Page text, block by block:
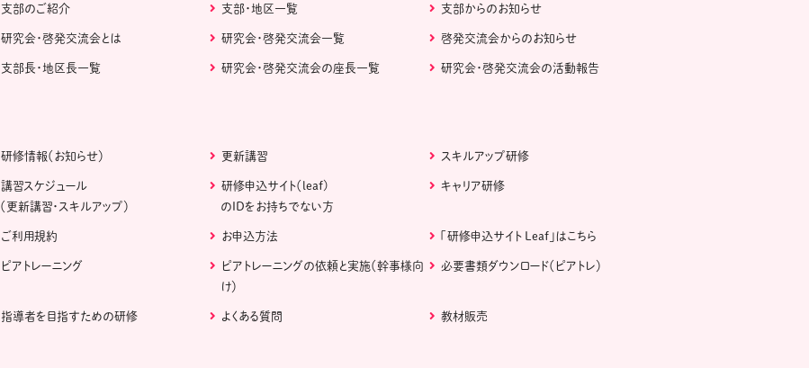
支部のご紹介 支部・地区一覧 支部からのお知らせ
研究会・啓発交流会とは 研究会・啓発交流会一覧 啓発交流会からのお知らせ
支部長・地区長一覧 研究会・啓発交流会の座長一覧 研究会・啓発交流会の活動報告
研修情報（お知らせ） 更新講習 スキルアップ研修
講習スケジュール
（更新講習・スキルアップ）
研修申込サイト（leaf)
のIDをお持ちでない方
キャリア研修
ご利用規約 お申込方法 「研修申込サイト Leaf」はこちら
ピアトレーニング
ピアトレーニングの依頼と実施（幹事様向
け）
必要書類ダウンロード（ピアトレ）
指導者を目指すための研修 よくある質問 教材販売